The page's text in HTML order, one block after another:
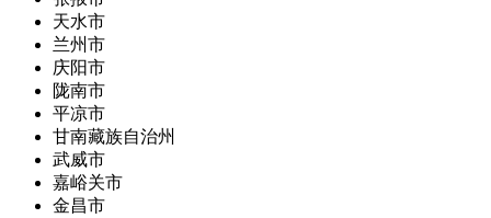
天水市
兰州市
庆阳市
陇南市
平凉市
甘南藏族自治州
武威市
嘉峪关市
金昌市